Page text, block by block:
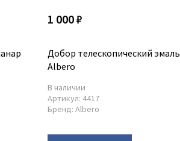
1 000 ₽
Добор телескопический эмаль
Albero
В наличии
Артикул: 4417
Бренд: Albero